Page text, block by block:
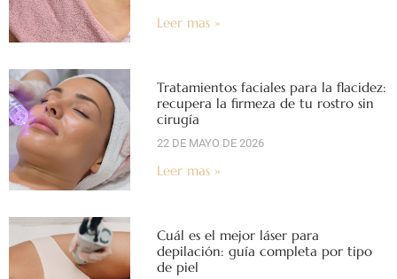
Leer mas »
Tratamientos faciales para la flacidez:
recupera la firmeza de tu rostro sin
cirugía
22 DE MAYO DE 2026
Leer mas »
Cuál es el mejor láser para
depilación: guía completa por tipo
de piel